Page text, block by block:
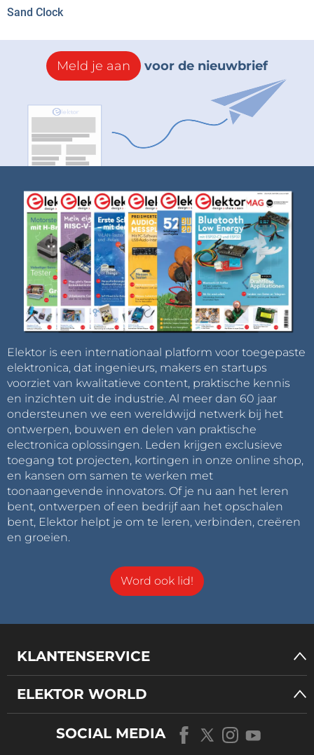
Sand Clock
Meld je aan voor de nieuwbrief
Elektor is een internationaal platform voor toegepaste
elektronica, dat ingenieurs, makers en startups
voorziet van kwalitatieve content, praktische kennis
en inzichten uit de industrie. Al meer dan 60 jaar
ondersteunen we een wereldwijd netwerk bij het
ontwerpen, bouwen en delen van praktische
electronica oplossingen. Leden krijgen exclusieve
toegang tot projecten, kortingen in onze online shop,
en kansen om samen te werken met
toonaangevende innovators. Of je nu aan het leren
bent, ontwerpen of een bedrijf aan het opschalen
bent, Elektor helpt je om te leren, verbinden, creëren
en groeien.
Word ook lid!
KLANTENSERVICE
ELEKTOR WORLD
SOCIAL MEDIA